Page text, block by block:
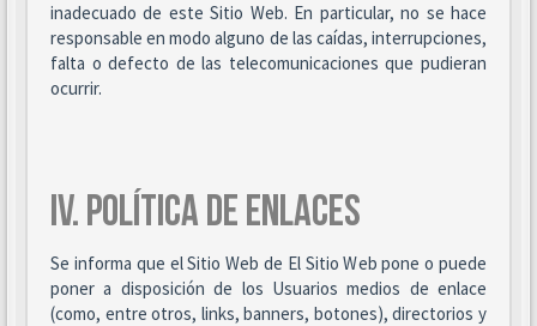
inadecuado de este Sitio Web. En particular, no se hace
responsable en modo alguno de las caídas, interrupciones,
falta o defecto de las telecomunicaciones que pudieran
ocurrir.
IV. POLÍTICA DE ENLACES
Se informa que el Sitio Web de El Sitio Web pone o puede
poner a disposición de los Usuarios medios de enlace
(como, entre otros, links, banners, botones), directorios y